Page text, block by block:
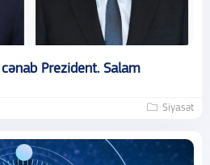
Prezident. Salam
Siyasət